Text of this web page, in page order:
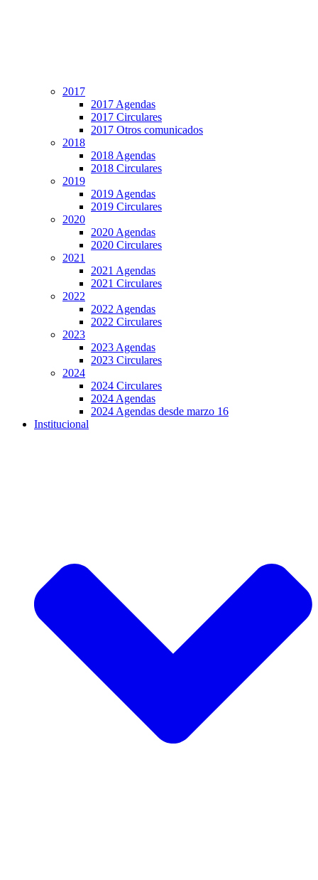
2017
2017 Agendas
2017 Circulares
2017 Otros comunicados
2018
2018 Agendas
2018 Circulares
2019
2019 Agendas
2019 Circulares
2020
2020 Agendas
2020 Circulares
2021
2021 Agendas
2021 Circulares
2022
2022 Agendas
2022 Circulares
2023
2023 Agendas
2023 Circulares
2024
2024 Circulares
2024 Agendas
2024 Agendas desde marzo 16
Institucional